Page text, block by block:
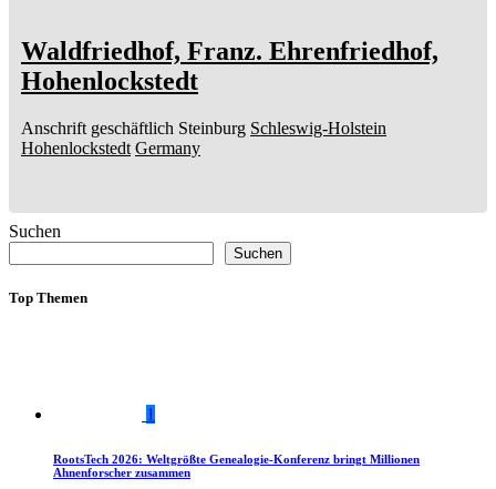
Waldfriedhof, Franz. Ehrenfriedhof,
Hohenlockstedt
Anschrift geschäftlich Steinburg Schleswig-Holstein
Hohenlockstedt Germany
Suchen
Suchen
Top Themen
1
RootsTech 2026: Weltgrößte Genealogie-Konferenz bringt Millionen
Ahnenforscher zusammen